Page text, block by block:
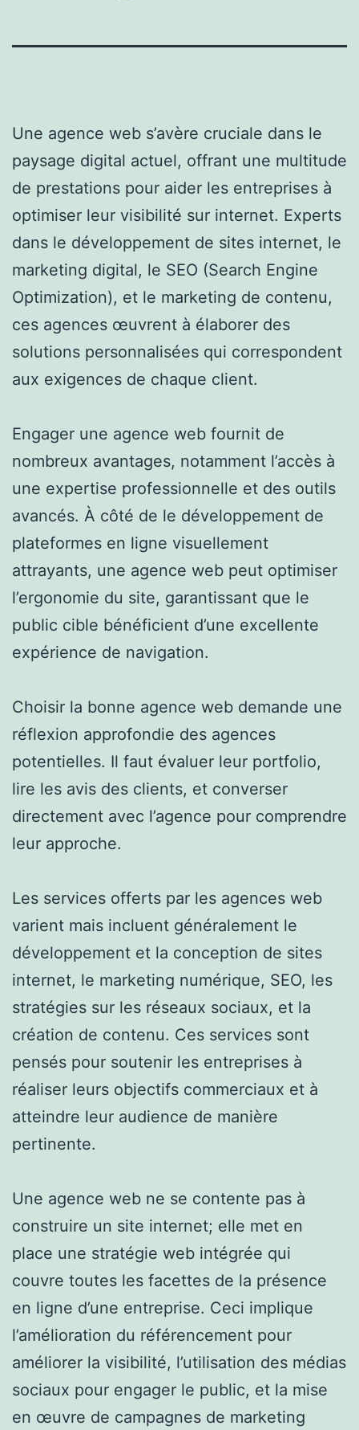
Une agence web s’avère cruciale dans le
paysage digital actuel, offrant une multitude
de prestations pour aider les entreprises à
optimiser leur visibilité sur internet. Experts
dans le développement de sites internet, le
marketing digital, le SEO (Search Engine
Optimization), et le marketing de contenu,
ces agences œuvrent à élaborer des
solutions personnalisées qui correspondent
aux exigences de chaque client.
Engager une agence web fournit de
nombreux avantages, notamment l’accès à
une expertise professionnelle et des outils
avancés. À côté de le développement de
plateformes en ligne visuellement
attrayants, une agence web peut optimiser
l’ergonomie du site, garantissant que le
public cible bénéficient d’une excellente
expérience de navigation.
Choisir la bonne agence web demande une
réflexion approfondie des agences
potentielles. Il faut évaluer leur portfolio,
lire les avis des clients, et converser
directement avec l’agence pour comprendre
leur approche.
Les services offerts par les agences web
varient mais incluent généralement le
développement et la conception de sites
internet, le marketing numérique, SEO, les
stratégies sur les réseaux sociaux, et la
création de contenu. Ces services sont
pensés pour soutenir les entreprises à
réaliser leurs objectifs commerciaux et à
atteindre leur audience de manière
pertinente.
Une agence web ne se contente pas à
construire un site internet; elle met en
place une stratégie web intégrée qui
couvre toutes les facettes de la présence
en ligne d’une entreprise. Ceci implique
l’amélioration du référencement pour
améliorer la visibilité, l’utilisation des médias
sociaux pour engager le public, et la mise
en œuvre de campagnes de marketing